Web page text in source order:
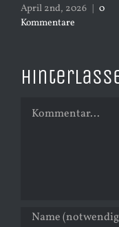
April 2nd, 2026 | 0
Kommentare
Kommentar